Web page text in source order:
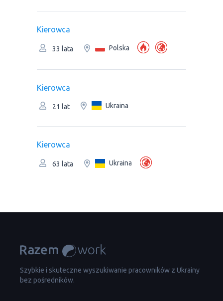
Kierowca
33 lata Polska
Kierowca
21 lat Ukraina
Kierowca
63 lata Ukraina
Szybkie i skuteczne wyszukiwanie pracowników z Ukrainy
bez pośredników.